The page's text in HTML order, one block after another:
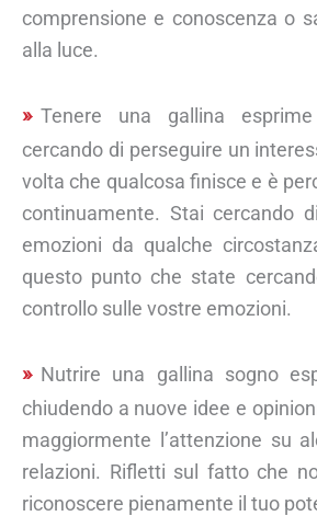
comprensione e conoscenza o
alla luce.
Tenere una gallina
cercando di perseguire un
volta che qualcosa finisce e è
continuamente. Stai cercando
emozioni da qualche
questo punto che state
controllo sulle vostre emozioni.
Nutrire una gallina sogno
chiudendo a nuove idee e
maggiormente l’attenzione su
relazioni. Rifletti sul fatto che
riconoscere pienamente il tuo